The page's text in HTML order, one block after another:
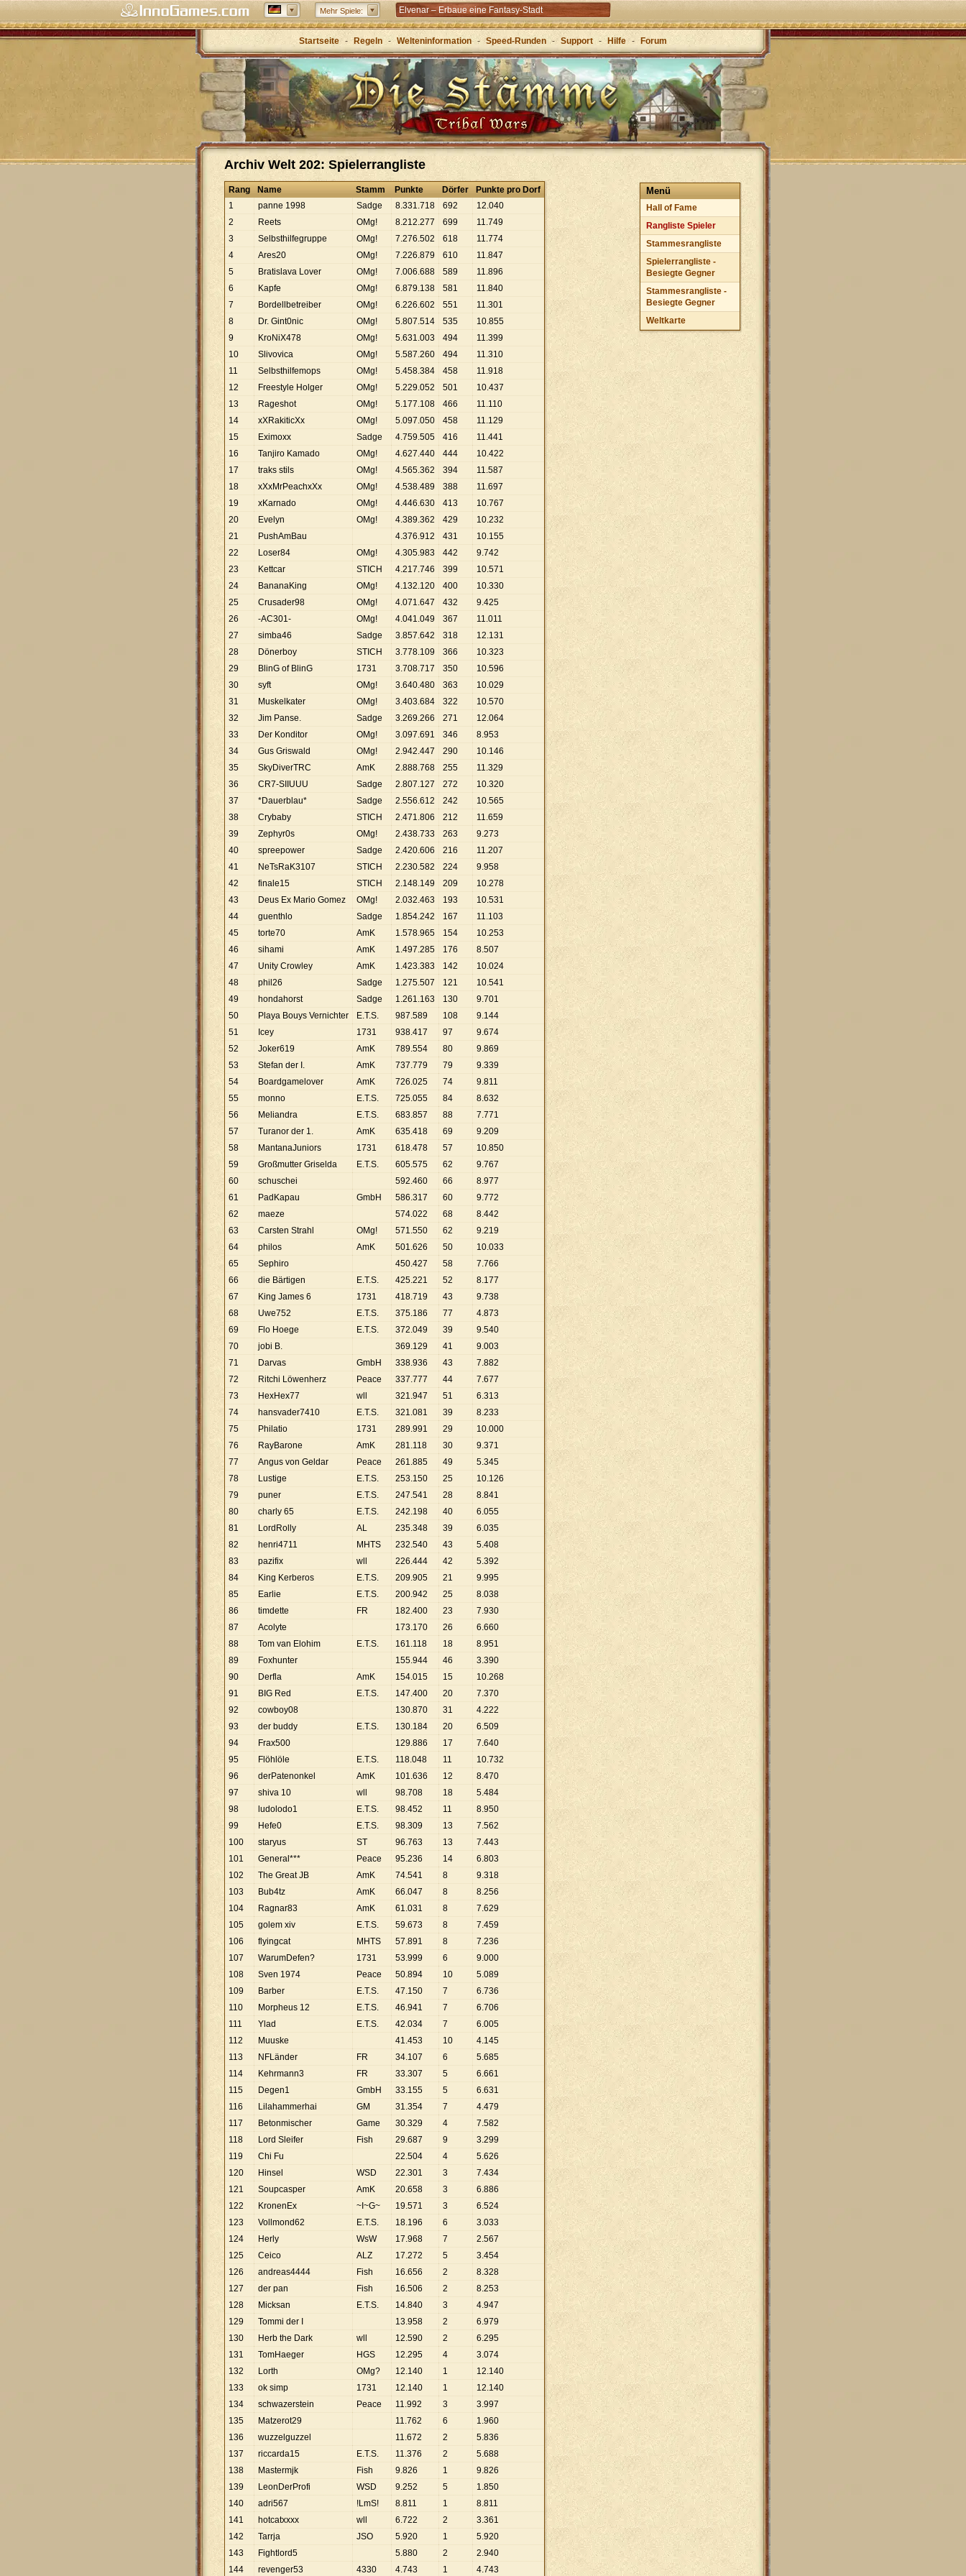
Mehr Spiele: Elvenar – Erbaue eine Fantasy-Stadt
Forge of Empires – Mit Strategie durch die Zeitalter
Grepolis – Erbaue dein Reich im antiken
Griechenland
Startseite - Regeln - Welteninformation - Speed-Runden - Support - Hilfe - Forum
Archiv Welt 202: Spielerrangliste
Menü
Hall of Fame
Rangliste Spieler
Stammesrangliste
Spielerrangliste -
Besiegte Gegner
Stammesrangliste -
Besiegte Gegner
Weltkarte
Rang Name Stamm Punkte Dörfer
Punkte pro Dorf
1
panne 1998 Sadge 8.331.718 692 12.040
2
Reets OMg! 8.212.277 699 11.749
3
Selbsthilfegruppe OMg! 7.276.502 618 11.774
4
Ares20 OMg! 7.226.879 610 11.847
5
Bratislava Lover OMg! 7.006.688 589 11.896
6
Kapfe OMg! 6.879.138 581 11.840
7
Bordellbetreiber OMg! 6.226.602 551 11.301
8
Dr. Gint0nic OMg! 5.807.514 535 10.855
9
KroNiX478 OMg! 5.631.003 494 11.399
10
Slivovica OMg! 5.587.260 494 11.310
11
Selbsthilfemops OMg! 5.458.384 458 11.918
12
Freestyle Holger OMg! 5.229.052 501 10.437
13
Rageshot OMg! 5.177.108 466 11.110
14
xXRakiticXx OMg! 5.097.050 458 11.129
15
Eximoxx Sadge 4.759.505 416 11.441
16
Tanjiro Kamado OMg! 4.627.440 444 10.422
17
traks stils OMg! 4.565.362 394 11.587
18
xXxMrPeachxXx OMg! 4.538.489 388 11.697
19
xKarnado OMg! 4.446.630 413 10.767
20
Evelyn OMg! 4.389.362 429 10.232
21
PushAmBau 4.376.912 431 10.155
22
Loser84 OMg! 4.305.983 442 9.742
23
Kettcar STICH 4.217.746 399 10.571
24
BananaKing OMg! 4.132.120 400 10.330
25
Crusader98 OMg! 4.071.647 432 9.425
26
-AC301- OMg! 4.041.049 367 11.011
27
simba46 Sadge 3.857.642 318 12.131
28
Dönerboy STICH 3.778.109 366 10.323
29
BlinG of BlinG 1731 3.708.717 350 10.596
30
syft OMg! 3.640.480 363 10.029
31
Muskelkater OMg! 3.403.684 322 10.570
32
Jim Panse. Sadge 3.269.266 271 12.064
33
Der Konditor OMg! 3.097.691 346 8.953
34
Gus Griswald OMg! 2.942.447 290 10.146
35
SkyDiverTRC AmK 2.888.768 255 11.329
36
CR7-SIIUUU Sadge 2.807.127 272 10.320
37
*Dauerblau* Sadge 2.556.612 242 10.565
38
Crybaby STICH 2.471.806 212 11.659
39
Zephyr0s OMg! 2.438.733 263 9.273
40
spreepower Sadge 2.420.606 216 11.207
41
NeTsRaK3107 STICH 2.230.582 224 9.958
42
finale15 STICH 2.148.149 209 10.278
43
Deus Ex Mario Gomez OMg! 2.032.463 193 10.531
44
guenthlo Sadge 1.854.242 167 11.103
45
torte70 AmK 1.578.965 154 10.253
46
sihami AmK 1.497.285 176 8.507
47
Unity Crowley AmK 1.423.383 142 10.024
48
phil26 Sadge 1.275.507 121 10.541
49
hondahorst Sadge 1.261.163 130 9.701
50
Playa Bouys Vernichter E.T.S. 987.589 108 9.144
51
Icey 1731 938.417 97 9.674
52
Joker619 AmK 789.554 80 9.869
53
Stefan der I. AmK 737.779 79 9.339
54
Boardgamelover AmK 726.025 74 9.811
55
monno E.T.S. 725.055 84 8.632
56
Meliandra E.T.S. 683.857 88 7.771
57
Turanor der 1. AmK 635.418 69 9.209
58
MantanaJuniors 1731 618.478 57 10.850
59
Großmutter Griselda E.T.S. 605.575 62 9.767
60
schuschei 592.460 66 8.977
61
PadKapau GmbH 586.317 60 9.772
62
maeze 574.022 68 8.442
63
Carsten Strahl OMg! 571.550 62 9.219
64
philos AmK 501.626 50 10.033
65
Sephiro 450.427 58 7.766
66
die Bärtigen E.T.S. 425.221 52 8.177
67
King James 6 1731 418.719 43 9.738
68
Uwe752 E.T.S. 375.186 77 4.873
69
Flo Hoege E.T.S. 372.049 39 9.540
70
jobi B. 369.129 41 9.003
71
Darvas GmbH 338.936 43 7.882
72
Ritchi Löwenherz Peace 337.777 44 7.677
73
HexHex77 wll 321.947 51 6.313
74
hansvader7410 E.T.S. 321.081 39 8.233
75
Philatio 1731 289.991 29 10.000
76
RayBarone AmK 281.118 30 9.371
77
Angus von Geldar Peace 261.885 49 5.345
78
Lustige E.T.S. 253.150 25 10.126
79
puner E.T.S. 247.541 28 8.841
80
charly 65 E.T.S. 242.198 40 6.055
81
LordRolly AL 235.348 39 6.035
82
henri4711 MHTS 232.540 43 5.408
83
pazifix wll 226.444 42 5.392
84
King Kerberos E.T.S. 209.905 21 9.995
85
Earlie E.T.S. 200.942 25 8.038
86
timdette FR 182.400 23 7.930
87
Acolyte 173.170 26 6.660
88
Tom van Elohim E.T.S. 161.118 18 8.951
89
Foxhunter 155.944 46 3.390
90
Derfla AmK 154.015 15 10.268
91
BIG Red E.T.S. 147.400 20 7.370
92
cowboy08 130.870 31 4.222
93
der buddy E.T.S. 130.184 20 6.509
94
Frax500 129.886 17 7.640
95
Flöhlöle E.T.S. 118.048 11 10.732
96
derPatenonkel AmK 101.636 12 8.470
97
shiva 10 wll 98.708 18 5.484
98
ludolodo1 E.T.S. 98.452 11 8.950
99
Hefe0 E.T.S. 98.309 13 7.562
100
staryus ST 96.763 13 7.443
101
General*** Peace 95.236 14 6.803
102
The Great JB AmK 74.541 8 9.318
103
Bub4tz AmK 66.047 8 8.256
104
Ragnar83 AmK 61.031 8 7.629
105
golem xiv E.T.S. 59.673 8 7.459
106
flyingcat MHTS 57.891 8 7.236
107
WarumDefen? 1731 53.999 6 9.000
108
Sven 1974 Peace 50.894 10 5.089
109
Barber E.T.S. 47.150 7 6.736
110
Morpheus 12 E.T.S. 46.941 7 6.706
111
Ylad E.T.S. 42.034 7 6.005
112
Muuske 41.453 10 4.145
113
NFLänder FR 34.107 6 5.685
114
Kehrmann3 FR 33.307 5 6.661
115
Degen1 GmbH 33.155 5 6.631
116
Lilahammerhai GM 31.354 7 4.479
117
Betonmischer Game 30.329 4 7.582
118
Lord Sleifer Fish 29.687 9 3.299
119
Chi Fu 22.504 4 5.626
120
Hinsel WSD 22.301 3 7.434
121
Soupcasper AmK 20.658 3 6.886
122
KronenEx ~I~G~ 19.571 3 6.524
123
Vollmond62 E.T.S. 18.196 6 3.033
124
Herly WsW 17.968 7 2.567
125
Ceico ALZ 17.272 5 3.454
126
andreas4444 Fish 16.656 2 8.328
127
der pan Fish 16.506 2 8.253
128
Micksan E.T.S. 14.840 3 4.947
129
Tommi der I 13.958 2 6.979
130
Herb the Dark wll 12.590 2 6.295
131
TomHaeger HGS 12.295 4 3.074
132
Lorth OMg? 12.140 1 12.140
133
ok simp 1731 12.140 1 12.140
134
schwazerstein Peace 11.992 3 3.997
135
Matzerot29 11.762 6 1.960
136
wuzzelguzzel 11.672 2 5.836
137
riccarda15 E.T.S. 11.376 2 5.688
138
Mastermjk Fish 9.826 1 9.826
139
LeonDerProfi WSD 9.252 5 1.850
140
adri567 !LmS! 8.811 1 8.811
141
hotcatxxxx wll 6.722 2 3.361
142
Tarrja JSO 5.920 1 5.920
143
Fightlord5 5.880 2 2.940
144
revenger53 4330 4.743 1 4.743